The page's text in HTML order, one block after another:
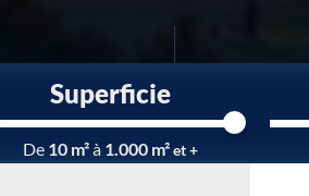
Superficie
De 10 m²à 1.000 m²et +